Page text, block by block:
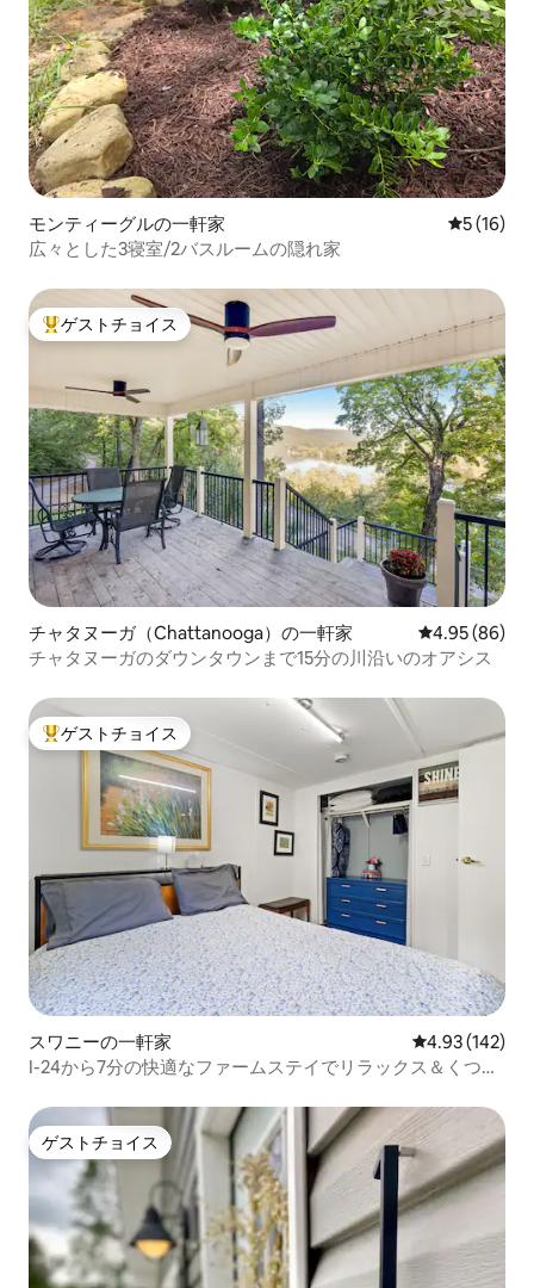
モンティーグルの一軒家 レビュー
5 (16)
広々とした3寝室/2バスルームの隠れ家
大好評のゲストチョイスです。
ゲストチョイス
チャタヌーガ（Chattanooga）の一軒家 レビュー86
4.95 (86)
チャタヌーガのダウンタウンまで15分の川沿いのオアシス
大好評のゲストチョイスです。
ゲストチョイス
スワニーの一軒家 レビュー142
4.93 (142)
I-24から7分の快適なファームステイでリラックス＆くつろ
ゲストチョイス
ゲストチョイス